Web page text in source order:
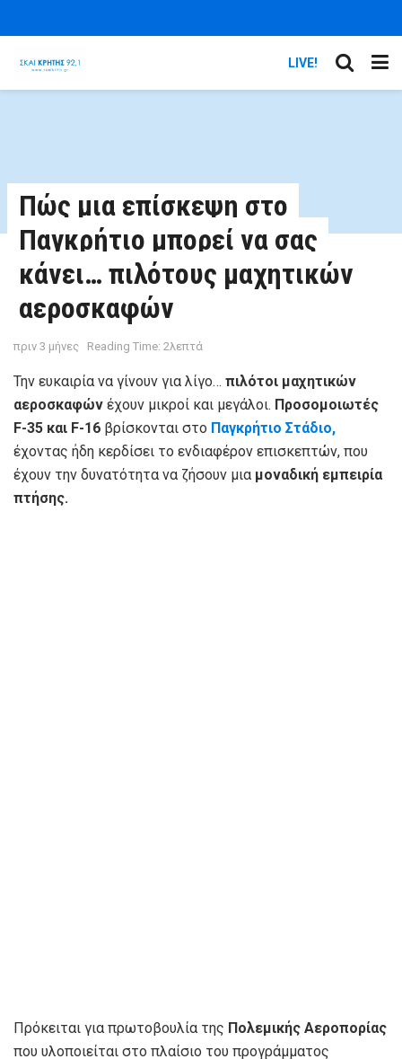
LIVE!
Πώς μια επίσκεψη στο
Παγκρήτιο μπορεί να σας
κάνει… πιλότους μαχητικών
αεροσκαφών
πριν 3 μήνες Reading Time: 2λεπτά
Την ευκαιρία να γίνουν για λίγο… πιλότοι μαχητικών
αεροσκαφών έχουν μικροί και μεγάλοι. Προσομοιωτές
F-35 και F-16 βρίσκονται στο Παγκρήτιο Στάδιο,
έχοντας ήδη κερδίσει το ενδιαφέρον επισκεπτών, που
έχουν την δυνατότητα να ζήσουν μια μοναδική εμπειρία
πτήσης.
Πρόκειται για πρωτοβουλία της Πολεμικής Αεροπορίας
που υλοποιείται στο πλαίσιο του προγράμματος